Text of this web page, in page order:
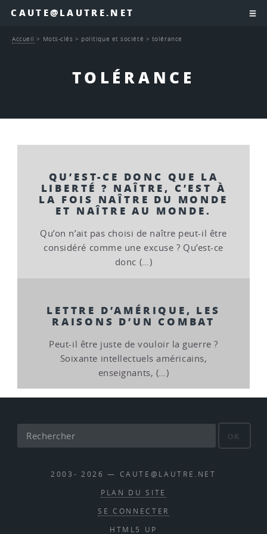
CAUTE@LAUTRE.NET
TOLÉRANCE
Accueil > Mots-clés > politique et société > tolérance
QU’EST-CE DONC QUE LA
LIBERTÉ ? NAÎTRE, C’EST À
LA FOIS NAÎTRE DU MONDE
ET NAÎTRE AU MONDE.
Qu’on n’ait pas choisi de naître peut-il être
considéré comme une excuse ? Qu’est-ce
donc (…)
LETTRE D’AMÉRIQUE, LES
RAISONS D’UN COMBAT
Peut-il être juste de vouloir la guerre ?
Soixante intellectuels américains,
enseignants, (…)
OK
2003- 2026 — CAUTE@LAUTRE.NET
PLAN DU SITE
SE CONNECTER
HTML5 UP